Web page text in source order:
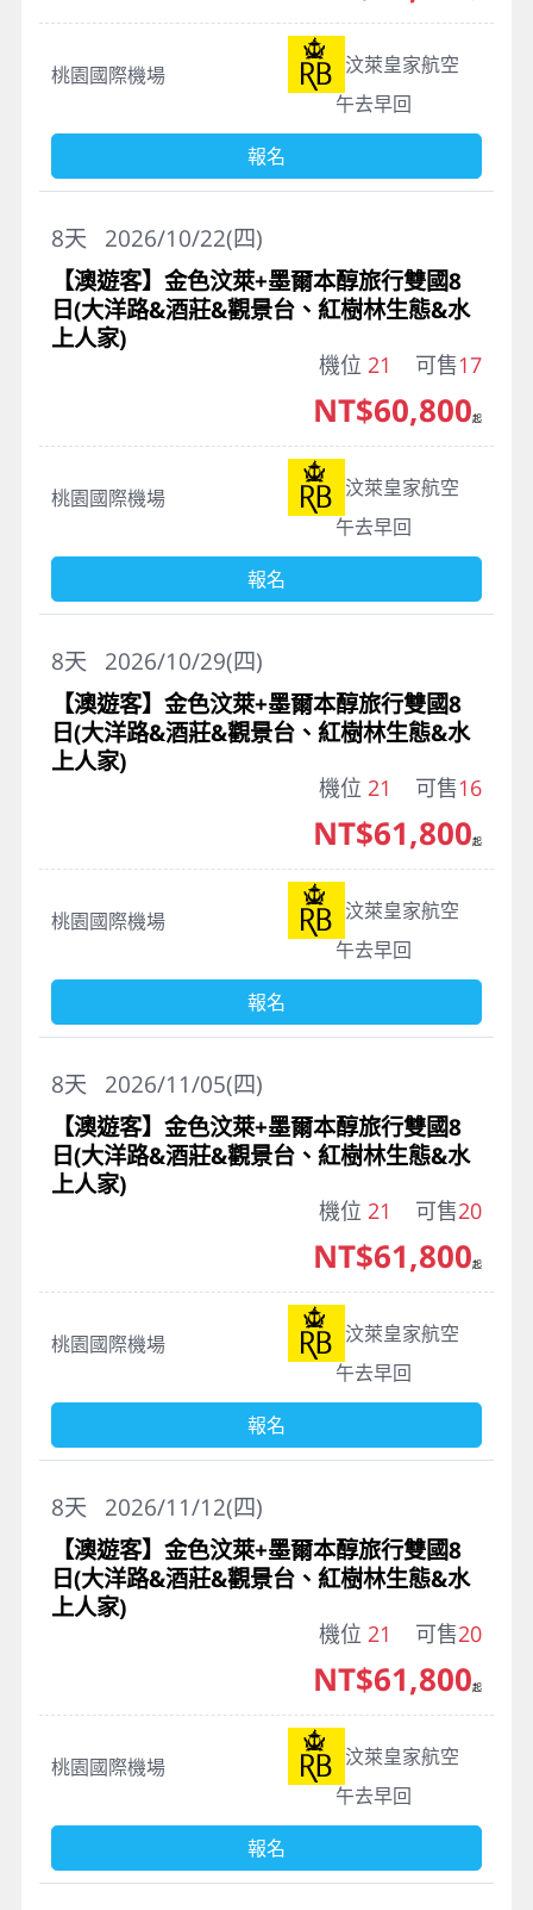
桃園國際機場
汶萊皇家航空
午去早回
報名
2026/10/22(四)
8天
【澳遊客】金色汶萊+墨爾本醇旅行雙國8
日(大洋路&酒莊&觀景台、紅樹林生態&水
上人家)
機位 21 可售17
桃園國際機場
汶萊皇家航空
午去早回
NT$60,800起
報名
2026/10/29(四)
8天
【澳遊客】金色汶萊+墨爾本醇旅行雙國8
日(大洋路&酒莊&觀景台、紅樹林生態&水
上人家)
機位 21 可售16
桃園國際機場
汶萊皇家航空
午去早回
NT$61,800起
報名
2026/11/05(四)
8天
【澳遊客】金色汶萊+墨爾本醇旅行雙國8
日(大洋路&酒莊&觀景台、紅樹林生態&水
上人家)
機位 21 可售20
桃園國際機場
汶萊皇家航空
午去早回
NT$61,800起
報名
2026/11/12(四)
8天
【澳遊客】金色汶萊+墨爾本醇旅行雙國8
日(大洋路&酒莊&觀景台、紅樹林生態&水
上人家)
機位 21 可售20
桃園國際機場
汶萊皇家航空
午去早回
NT$61,800起
報名